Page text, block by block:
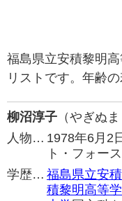
福島県立安積黎明
リストです。年齢
柳沼淳子 （やぎぬ
人物… 1978年6月2
ト・フォー
学歴… 福島県立安
積黎明高等学